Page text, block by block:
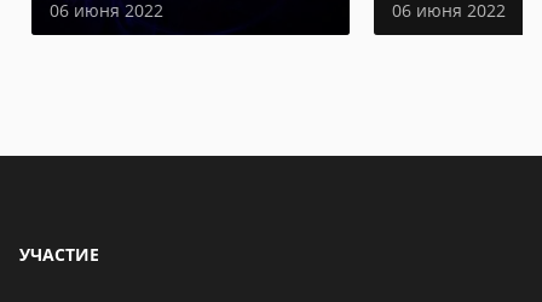
06 июня 2022 06 июня 2022
УЧАСТИЕ